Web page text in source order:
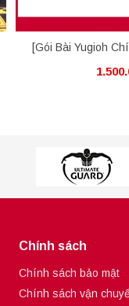
[Gói Bài Yugioh
Box - Pack Yugioh
Chính sách
Chính sách bảo mật
Chính sách vận